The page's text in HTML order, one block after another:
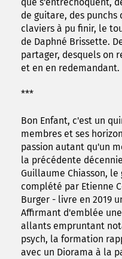
de guitare, des punchs
claviers à pu finir, le
de Daphné Brissette.
partager, desquels on
et en en redemandant.
***
Bon Enfant, c'est un
membres et ses
passion autant qu'un
la précédente
Guillaume Chiasson,
complété par Etienne
Burger - livre en 2019
Affirmant d'emblée
allants empruntant
psych, la formation
avec un Diorama à la